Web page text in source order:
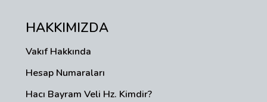
HAKKIMIZDA
Vakıf Hakkında
Hesap Numaraları
Hacı Bayram Veli Hz. Kimdir?